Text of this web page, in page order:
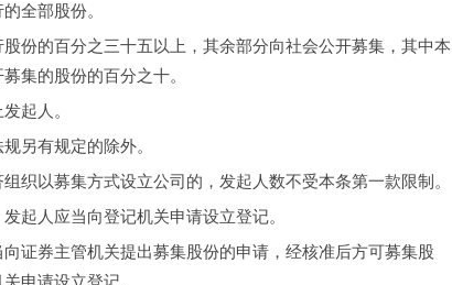
全部股份。
的百分之三十五以上，其余部分向社会公开募集，其中本
集的股份的百分之十。
起人。
另有规定的除外。
以募集方式设立公司的，发起人数不受本条第一款限制。
人应当向登记机关申请设立登记。
券主管机关提出募集股份的申请，经核准后方可募集股
申请设立登记。